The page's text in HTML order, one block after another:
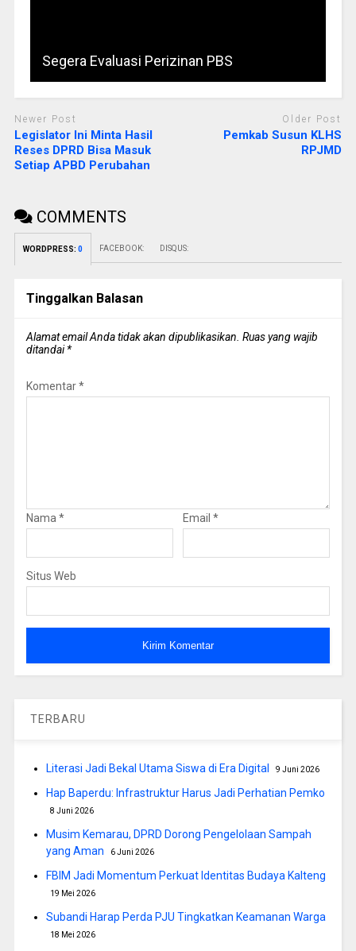
Segera Evaluasi Perizinan PBS
Newer Post
Legislator Ini Minta Hasil
Reses DPRD Bisa Masuk
Setiap APBD Perubahan
Older Post
Pemkab Susun KLHS
RPJMD
COMMENTS
WORDPRESS: 0 FACEBOOK: DISQUS:
Tinggalkan Balasan
Alamat email Anda tidak akan dipublikasikan. Ruas yang wajib
ditandai*
Komentar*
Nama* Email *
Situs Web
TERBARU
Literasi Jadi Bekal Utama Siswa di Era Digital 9 Juni 2026
Hap Baperdu: Infrastruktur Harus Jadi Perhatian Pemko
8 Juni 2026
Musim Kemarau, DPRD Dorong Pengelolaan Sampah
yang Aman
6 Juni 2026
FBIM Jadi Momentum Perkuat Identitas Budaya Kalteng
19 Mei 2026
Subandi Harap Perda PJU Tingkatkan Keamanan Warga
18 Mei 2026